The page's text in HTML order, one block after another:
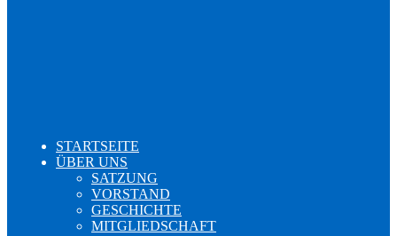
STARTSEITE
ÜBER UNS
SATZUNG
VORSTAND
GESCHICHTE
MITGLIEDSCHAFT